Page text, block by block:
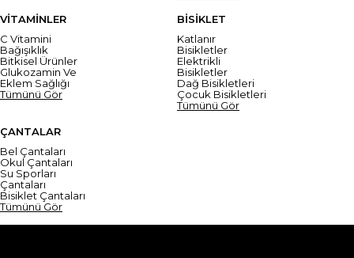
VİTAMİNLER
C Vitamini
Bağışıklık
Bitkisel Ürünler
Glukozamin Ve
Eklem Sağlığı
Tümünü Gör
BİSİKLET
Katlanır
Bisikletler
Elektrikli
Bisikletler
Dağ Bisikletleri
Çocuk Bisikletleri
Tümünü Gör
ÇANTALAR
Bel Çantaları
Okul Çantaları
Su Sporları
Çantaları
Bisiklet Çantaları
Tümünü Gör